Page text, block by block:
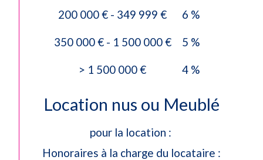
200 000 € - 349 999 € 6 %
350 000 € - 1 500 000 € 5 %
> 1 500 000 € 4 %
Location nus ou Meublé
pour la location :
Honoraires à la charge du locataire :